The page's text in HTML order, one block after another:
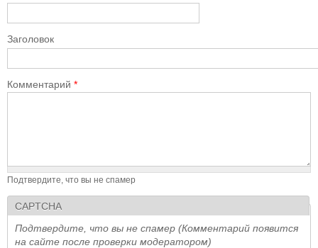
Заголовок
Комментарий *
Подтвердите, что вы не спамер
CAPTCHA
Подтвердите, что вы не спамер (Комментарий появится
на сайте после проверки модератором)